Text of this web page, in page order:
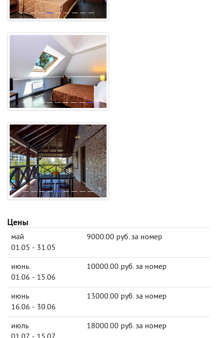
Цены
май
01.05 - 31.05
9000.00 руб. за номер
июнь
01.06 - 15.06
10000.00 руб. за номер
июнь
16.06 - 30.06
13000.00 руб. за номер
июль
18000.00 руб. за номер